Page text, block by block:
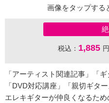
画像をタップする
税込： 1,885
「アーティスト関連記事」「
「DVD対応講座」「親切ギタ
エレキギターが仲良くなるた